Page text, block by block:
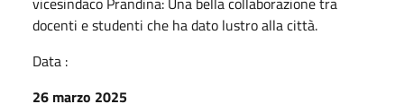
docenti e studenti che ha dato lustro alla città.
Data :
26 marzo 2025